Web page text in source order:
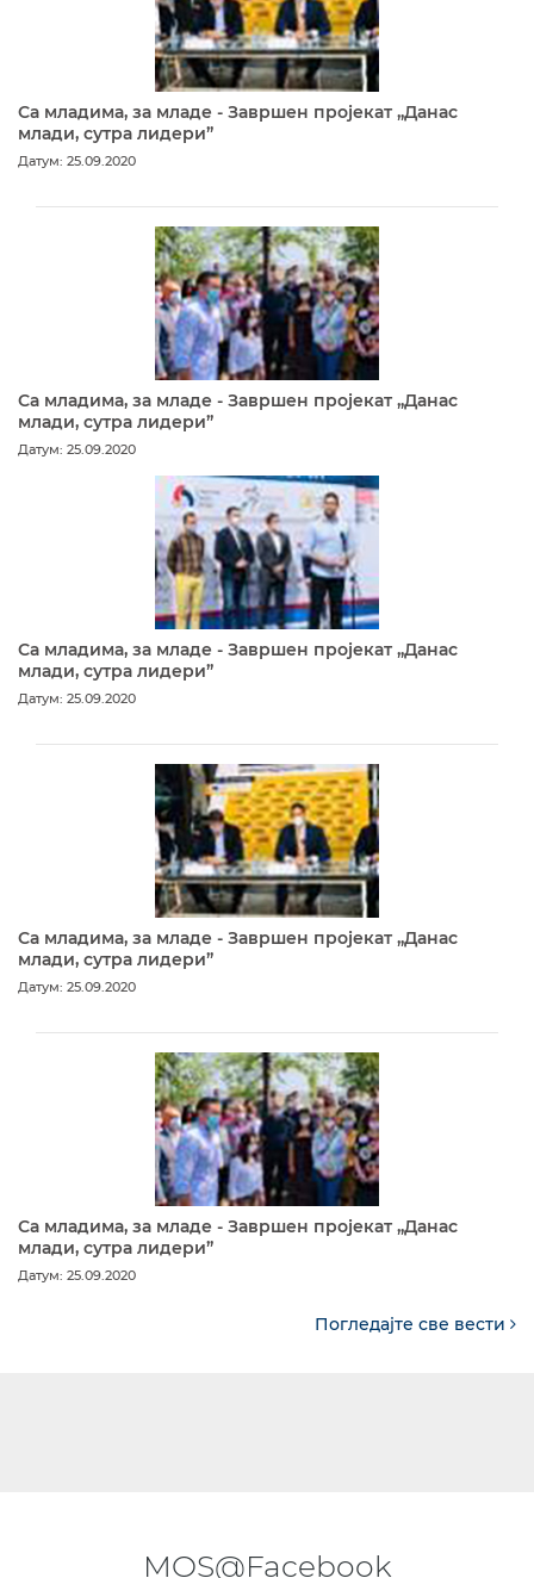
Са младима, за младе - Завршен пројекат „Данас
млади, сутра лидери”
Датум: 25.09.2020
Са младима, за младе - Завршен пројекат „Данас
млади, сутра лидери”
Датум: 25.09.2020
Са младима, за младе - Завршен пројекат „Данас
млади, сутра лидери”
Датум: 25.09.2020
Са младима, за младе - Завршен пројекат „Данас
млади, сутра лидери”
Датум: 25.09.2020
Са младима, за младе - Завршен пројекат „Данас
млади, сутра лидери”
Датум: 25.09.2020
Погледајте све вести
MOS@Facebook